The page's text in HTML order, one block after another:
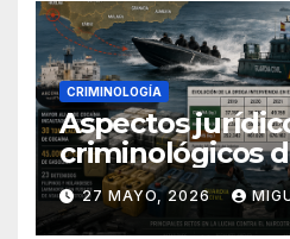
CRIMINOLOGÍA
Aspectos
criminológicos
lucha contra el
en el sur de
27 MAYO, 2026